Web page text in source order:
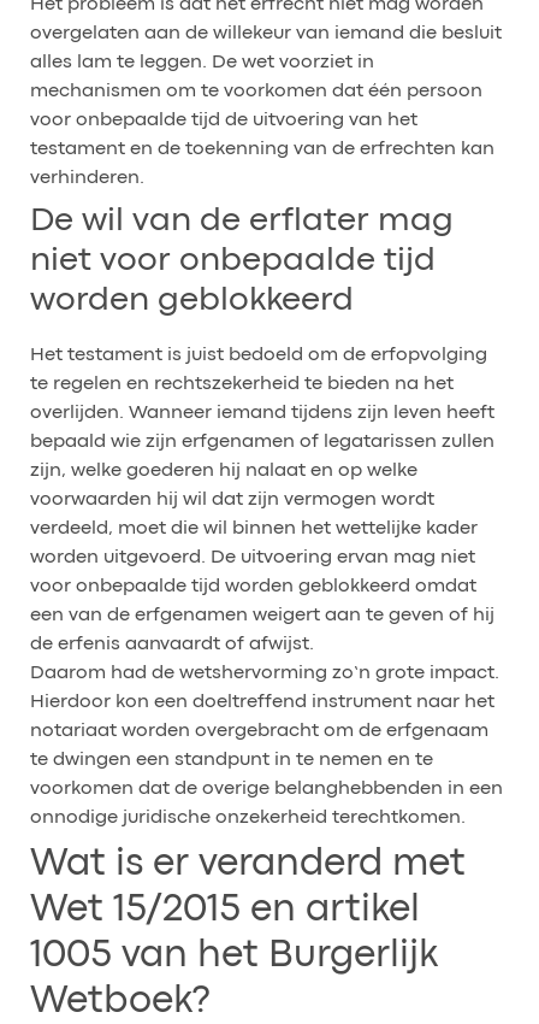
Het probleem is dat het erfrecht niet mag worden
overgelaten aan de willekeur van iemand die besluit
alles lam te leggen. De wet voorziet in
mechanismen om te voorkomen dat één persoon
voor onbepaalde tijd de uitvoering van het
testament en de toekenning van de erfrechten kan
verhinderen.
De wil van de erflater mag
niet voor onbepaalde tijd
worden geblokkeerd
Het testament is juist bedoeld om de erfopvolging
te regelen en rechtszekerheid te bieden na het
overlijden. Wanneer iemand tijdens zijn leven heeft
bepaald wie zijn erfgenamen of legatarissen zullen
zijn, welke goederen hij nalaat en op welke
voorwaarden hij wil dat zijn vermogen wordt
verdeeld, moet die wil binnen het wettelijke kader
worden uitgevoerd. De uitvoering ervan mag niet
voor onbepaalde tijd worden geblokkeerd omdat
een van de erfgenamen weigert aan te geven of hij
de erfenis aanvaardt of afwijst.
Daarom had de wetshervorming zo’n grote impact.
Hierdoor kon een doeltreffend instrument naar het
notariaat worden overgebracht om de erfgenaam
te dwingen een standpunt in te nemen en te
voorkomen dat de overige belanghebbenden in een
onnodige juridische onzekerheid terechtkomen.
Wat is er veranderd met
Wet 15/2015 en artikel
1005 van het Burgerlijk
Wetboek?